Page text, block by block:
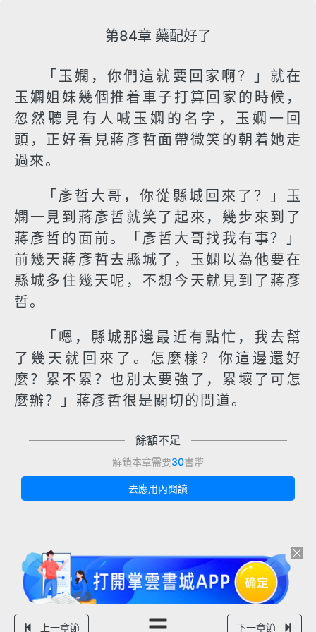
第84章 藥配好了
「玉嫻，你們這就要回家啊？」就在
玉嫻姐妹幾個推着車子打算回家的時候，
忽然聽見有人喊玉嫻的名字，玉嫻一回
頭，正好看見蔣彥哲面帶微笑的朝着她走
過來。
「彥哲大哥，你從縣城回來了？」玉
嫻一見到蔣彥哲就笑了起來，幾步來到了
蔣彥哲的面前。「彥哲大哥找我有事？」
前幾天蔣彥哲去縣城了，玉嫻以為他要在
縣城多住幾天呢，不想今天就見到了蔣彥
哲。
「嗯，縣城那邊最近有點忙，我去幫
了幾天就回來了。怎麼樣？你這邊還好
麼？累不累？也別太要強了，累壞了可怎
麼辦？」蔣彥哲很是關切的問道。
餘額不足
解鎖本章需要30書幣
去應用內閱讀
上一章節 下一章節